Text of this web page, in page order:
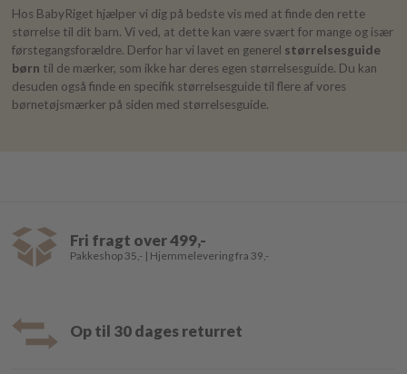
Hos BabyRiget hjælper vi dig på bedste vis med at finde den rette
størrelse til dit barn. Vi ved, at dette kan være svært for mange og især
førstegangsforældre. Derfor har vi lavet en generel størrelsesguide
børn til de mærker, som ikke har deres egen størrelsesguide. Du kan
desuden også finde en specifik størrelsesguide til flere af vores
børnetøjsmærker på siden med størrelsesguide.
Fri fragt over 499,-
Pakkeshop 35,- | Hjemmelevering fra 39,-
Op til 30 dages returret